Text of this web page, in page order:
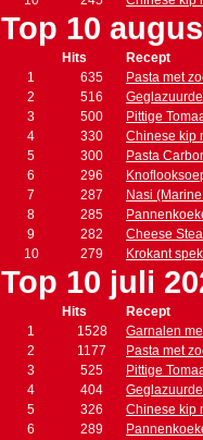
Top 10
Hits
Recept
1
635
Pasta met
2
516
3
500
Pittige
4
330
Chinese kip
5
300
Pasta
6
296
7
287
Nasi
8
285
9
282
Cheese
10
279 Krokant
Top 10 juli
Hits
Recept
1
1528
Garnalen
2
1177
Pasta met
3
525
Pittige
4
404
5
326
Chinese kip
6
289